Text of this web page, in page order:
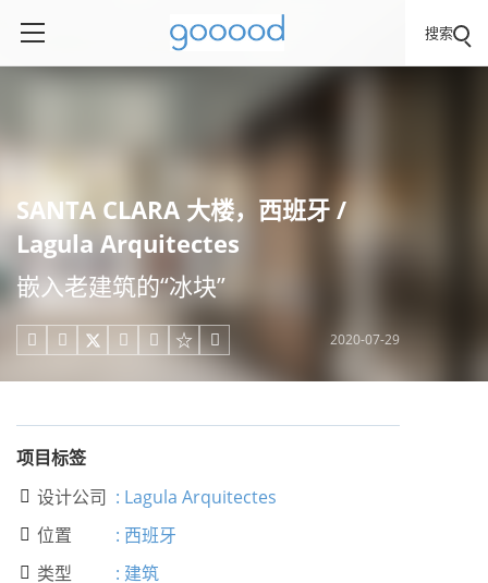
搜索
SANTA CLARA 大楼，西班牙 /
Lagula Arquitectes
嵌入老建筑的“冰块”
     2020-07-29
项目标签
 设计公司 : Lagula Arquitectes
 位置 : 西班牙
 类型 : 建筑